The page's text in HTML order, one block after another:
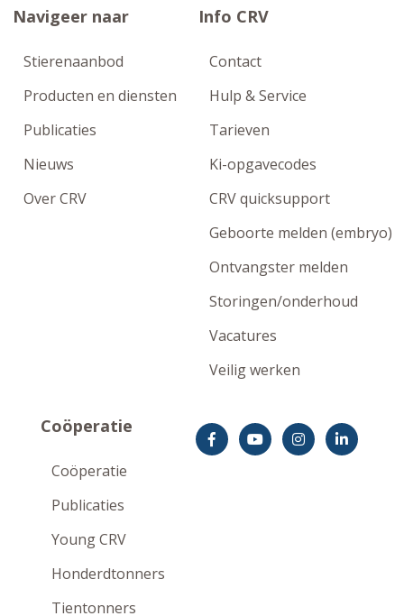
Navigeer naar
Stierenaanbod
Producten en diensten
Publicaties
Nieuws
Over CRV
Info CRV
Contact
Hulp & Service
Tarieven
Ki-opgavecodes
CRV quicksupport
Geboorte melden (embryo)
Ontvangster melden
Storingen/onderhoud
Vacatures
Veilig werken
Coöperatie
Coöperatie
Publicaties
Young CRV
Honderdtonners
Tientonners